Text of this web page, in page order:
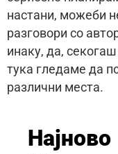
настани, можеби
разговори со
инаку, да,
тука гледаме да
различни места.
Најново